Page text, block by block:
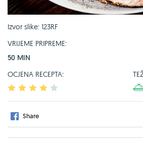
Izvor slike: 123RF
VRIJEME PRIPREME:
50 MIN
OCJENA RECEPTA:
2 3 4
Share